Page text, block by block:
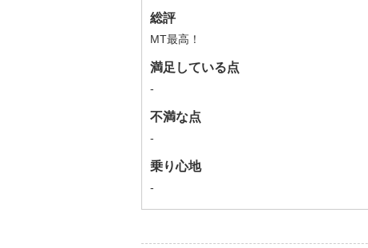
総評
MT最高！
満足している点
-
不満な点
-
乗り心地
-